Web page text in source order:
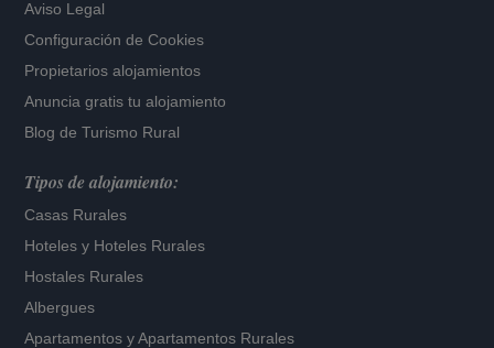
Aviso Legal
Configuración de Cookies
Propietarios alojamientos
Anuncia gratis tu alojamiento
Blog de Turismo Rural
Tipos de alojamiento:
Casas Rurales
Hoteles y Hoteles Rurales
Hostales Rurales
Albergues
Apartamentos yApartamentos Rurales